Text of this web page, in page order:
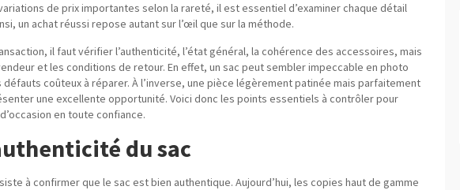
de prix importantes selon la rareté, il est essentiel d’examiner chaque détail
un achat réussi repose autant sur l’œil que sur la méthode.
il faut vérifier l’authenticité, l’état général, la cohérence des accessoires, mais
et les conditions de retour. En effet, un sac peut sembler impeccable en photo
coûteux à réparer. À l’inverse, une pièce légèrement patinée mais parfaitement
une excellente opportunité. Voici donc les points essentiels à contrôler pour
en toute confiance.
du sac
à confirmer que le sac est bien authentique. Aujourd’hui, les copies haut de gamme